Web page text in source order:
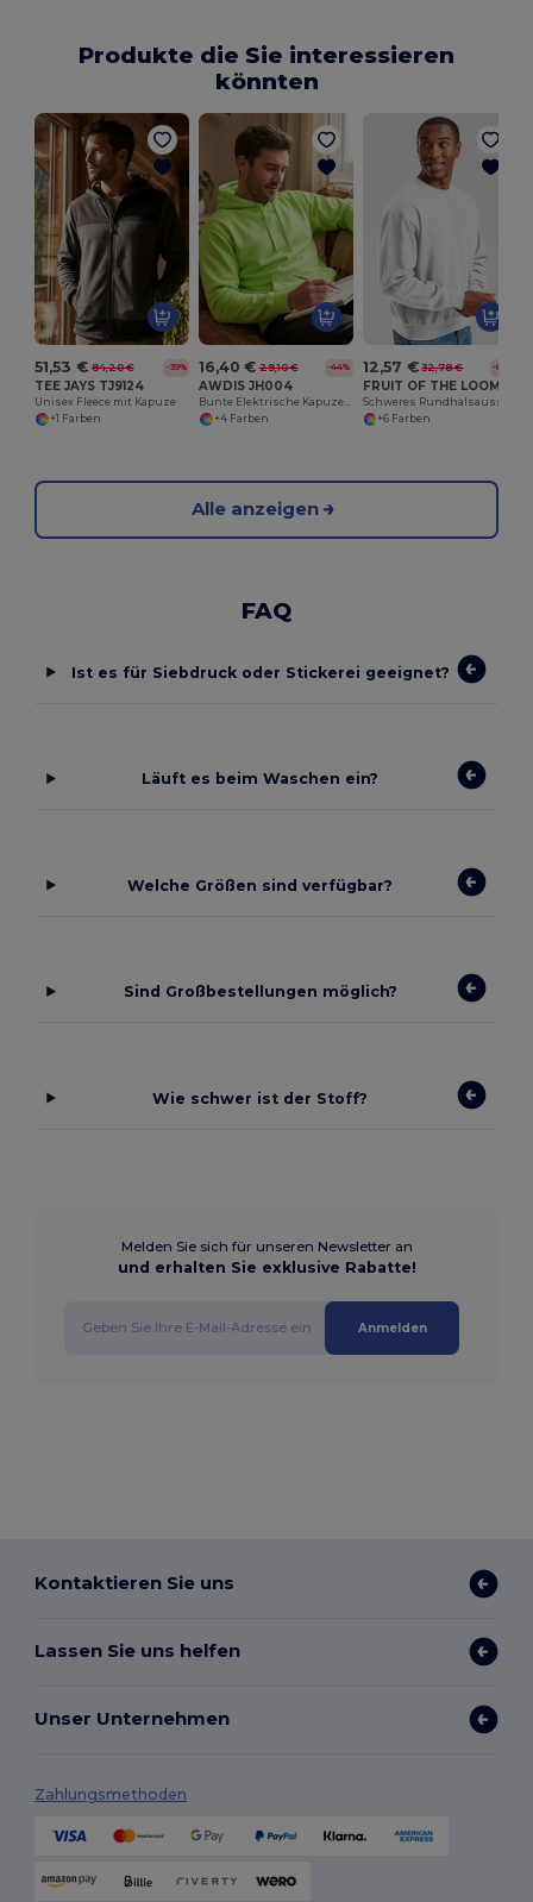
Produkte die Sie interessieren
könnten
51,53 € 84,20 € -39%
TEE JAYS TJ9124
Unisex Fleece mit Kapuze
+1 Farben
16,40 € 29,10 € -44%
AWDIS JH004
+4 Farben
12,57 € 32,78 € -62%
+6 Farben
Alle anzeigen
FAQ
Ist es für Siebdruck oder Stickerei geeignet?
Läuft es beim Waschen ein?
Welche Größen sind verfügbar?
Sind Großbestellungen möglich?
Wie schwer ist der Stoff?
Melden Sie sich für unseren Newsletter an
und erhalten Sie exklusive Rabatte!
Anmelden
Kontaktieren Sie uns
Lassen Sie uns helfen
Unser Unternehmen
Zahlungsmethoden